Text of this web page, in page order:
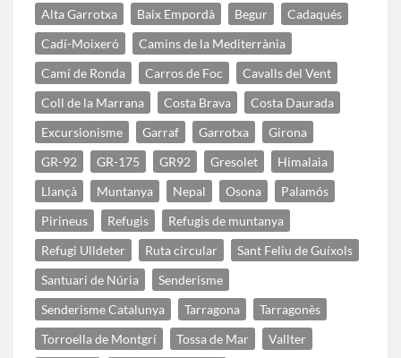
Alta Garrotxa
Baix Empordà Begur
Cadaqués
Cadí-Moixeró
Camins de la Mediterrània
Camí de Ronda
Carros de Foc
Cavalls del Vent
Coll de la Marrana
Costa Brava
Costa Daurada
Excursionisme
Garraf Garrotxa
Girona
GR-92
GR-175 GR92 Gresolet
Himalaia
Llançà
Muntanya Nepal Osona
Palamós
Pirineus
Refugis
Refugis de muntanya
Refugi Ulldeter
Ruta circular
Sant Feliu de Guíxols
Santuari de Núria
Senderisme
Senderisme Catalunya
Tarragona
Tarragonès
Torroella de Montgrí
Tossa de Mar
Vallter